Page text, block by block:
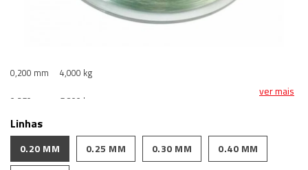
0,200 mm 4,000 kg
0,250 mm 5,800 kg
0,300 mm
ver mais
Linhas
0.20 MM 0.25 MM 0.30 MM 0.40 MM